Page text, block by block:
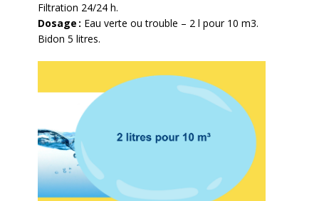
Filtration 24/24 h.
Dosage : Eau verte ou trouble – 2 l pour 10 m3.
Bidon 5 litres.